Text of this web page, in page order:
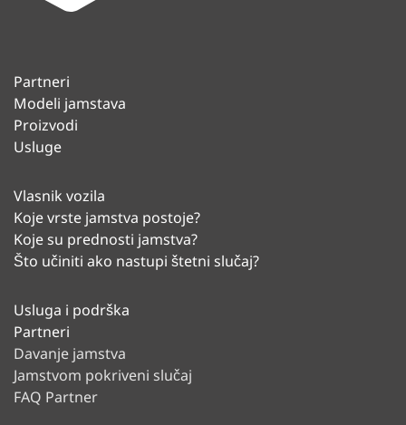
Partneri
Modeli jamstava
Proizvodi
Usluge
Vlasnik vozila
Koje vrste jamstva postoje?
Koje su prednosti jamstva?
Što učiniti ako nastupi štetni slučaj?
Usluga i podrška
Partneri
Davanje jamstva
Jamstvom pokriveni slučaj
FAQ Partner